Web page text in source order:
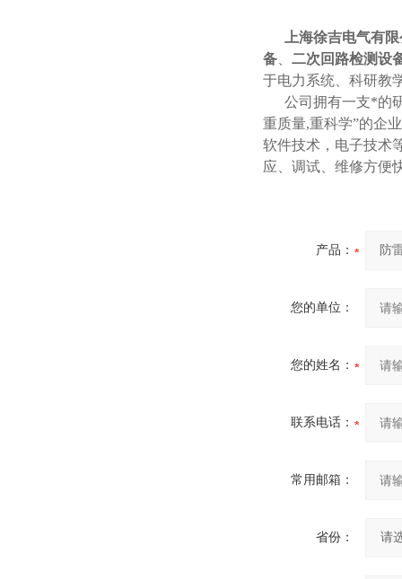
上海徐吉电气有限
备
二次回路检测设
于电力系统、科研教
公司拥有一支*的研
重质量,重科学”的企
软件技术，电子技术
应、调试、维修方便
产品：
您的单位：
您的姓名：
联系电话：
常用邮箱：
省份：